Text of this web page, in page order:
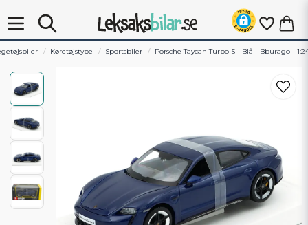
Køretøjstype Sportsbiler Porsche Taycan Turbo S - Blå - Bburago -